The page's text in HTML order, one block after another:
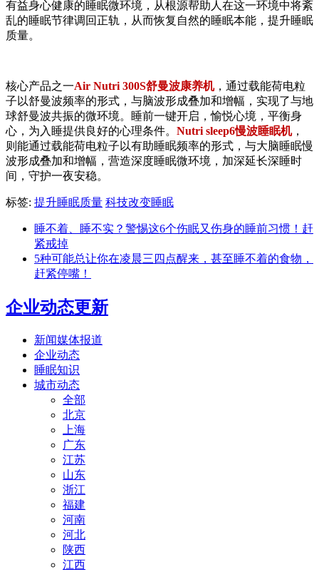
有益身心健康的睡眠微环境，从根源帮助人在这一环境中将紊
乱的睡眠节律调回正轨，从而恢复自然的睡眠本能，提升睡眠
质量。
核心产品之一Air Nutri 300S舒曼波康养机，通过载能荷电粒
子以舒曼波频率的形式，与脑波形成叠加和增幅，实现了与地
球舒曼波共振的微环境。睡前一键开启，愉悦心境，平衡身
心，为入睡提供良好的心理条件。 Nutri sleep6慢波睡眠机，
则能通过载能荷电粒子以有助睡眠频率的形式，与大脑睡眠慢
波形成叠加和增幅，营造深度睡眠微环境，加深延长深睡时
间，守护一夜安稳。
标签: 提升睡眠质量 科技改变睡眠
睡不着、睡不实？警惕这6个伤眠又伤身的睡前习惯！赶
紧戒掉
5种可能总让你在凌晨三四点醒来，甚至睡不着的食物，
赶紧停嘴！
企业动态更新
新闻媒体报道
企业动态
睡眠知识
城市动态
全部
北京
上海
广东
江苏
山东
浙江
福建
河南
河北
陕西
江西